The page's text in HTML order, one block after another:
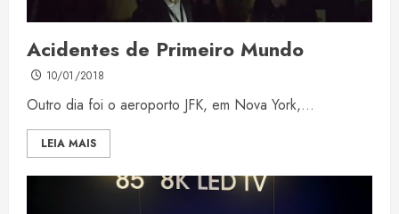
Acidentes de Primeiro Mundo
10/01/2018
Outro dia foi o aeroporto JFK, em Nova York,...
LEIA MAIS